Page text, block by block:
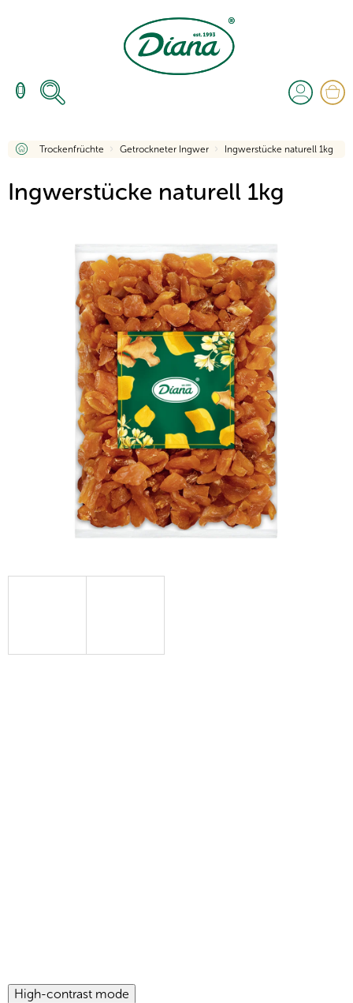
Startseite
Trockenfrüchte Getrockneter Ingwer Ingwerstücke naturell 1kg
Ingwerstücke naturell 1kg
High-contrast mode